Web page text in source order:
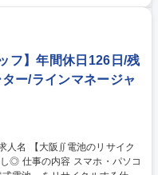
流対応、カスタマー対応、各
ンテンツ作成、メルマガ・Ｓ
フ】年間休日126日/残
ー/ラインマネージャ
ソコ